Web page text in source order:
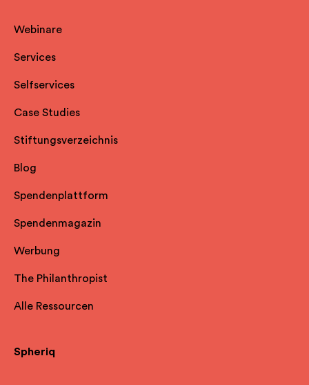
Webinare
Services
Selfservices
Case Studies
Stiftungsverzeichnis
Blog
Spendenplattform
Spendenmagazin
Werbung
The Philanthropist
Alle Ressourcen
Spheriq